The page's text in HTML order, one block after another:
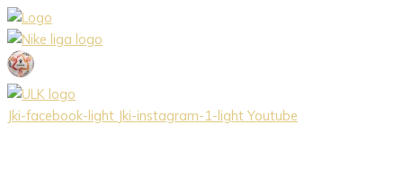
Preskočiť
na
obsah
Jki-facebook-light Jki-instagram-1-light Youtube